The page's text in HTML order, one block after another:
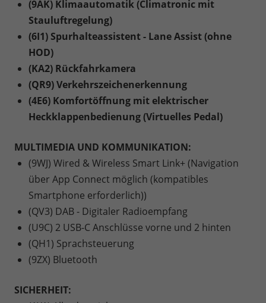
(9AK) Klimaautomatik (Climatronic mit
Stauluftregelung)
(6I1) Spurhalteassistent - Lane Assist (ohne
HOD)
(KA2) Rückfahrkamera
(QR9) Verkehrszeichenerkennung
(4E6) Komfortöffnung mit elektrischer
Heckklappenbedienung (Virtuelles Pedal)
MULTIMEDIA UND KOMMUNIKATION:
(9WJ) Wired & Wireless Smart Link+ (Navigation
über App Connect möglich (kompatibles
Smartphone erforderlich))
(QV3) DAB - Digitaler Radioempfang
(U9C) 2 USB-C Anschlüsse vorne und 2 hinten
(QH1) Sprachsteuerung
(9ZX) Bluetooth
SICHERHEIT: